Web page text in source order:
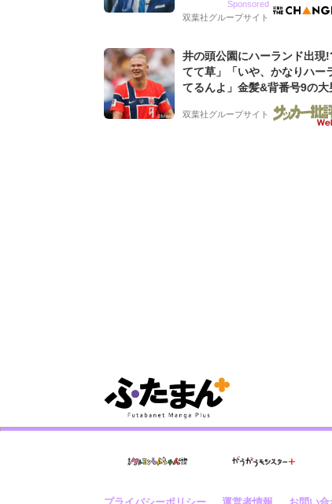
グ会社のアイデンティティ
Sponsored
双葉社グループサイト
井の頭公園にハーランド出現
てて草」「いや、かなりハー
てるんよ」金髪&背番号9の大
バイキング・ロー”映像が話題
もらった」
双葉社グループサイト